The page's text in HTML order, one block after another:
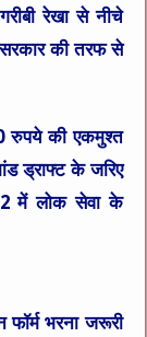
रेखा से नीचे
सरकार की तरफ से
रुपये की एकमुश्त
ड्राफ्ट के जरिए
में लोक सेवा के
भरना जरूरी